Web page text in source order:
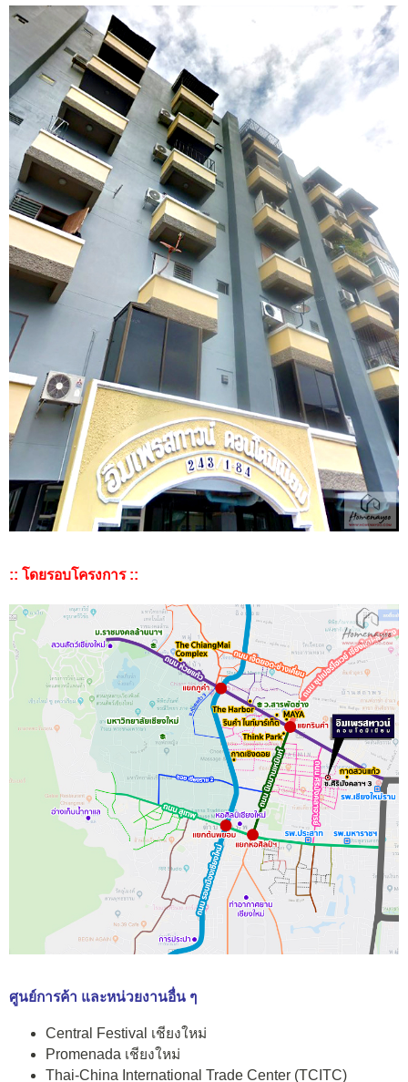
:: โดยรอบโครงการ ::
ศูนย์การค้า และหน่วยงานอื่น ๆ
Central Festival เชียงใหม่
Promenada เชียงใหม่
Thai-China International Trade Center (TCITC)